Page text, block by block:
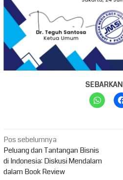
SEBARKAN
Navigasi
pos
Pos sebelumnya
Peluang dan Tantangan Bisnis
di Indonesia: Diskusi Mendalam
dalam Book Review